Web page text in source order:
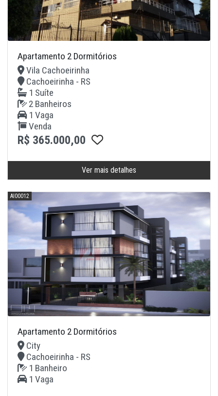
Apartamento 2 Dormitórios
Vila Cachoeirinha
Cachoeirinha - RS
1 Suíte
2 Banheiros
1 Vaga
Venda
R$ 365.000,00
Ver mais detalhes
AI00012
Apartamento 2 Dormitórios
City
Cachoeirinha - RS
1 Banheiro
1 Vaga